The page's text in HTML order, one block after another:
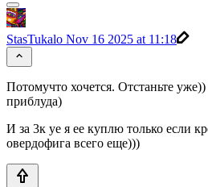
StasTukalo Nov 16 2025 at 11:18
Потомучто хочется. Отстаньте
приблуда)
И за 3к уе я ее куплю только если
овердофига всего еще)))